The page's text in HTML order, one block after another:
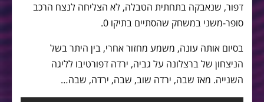
דפור, שנאבקה בתחתית הטבלה, לא הצליחה לנצח הרכב
סופר-משני במשחק שהסתיים בתיקו 0.
בסיום אותה עונה, משמע מחזור אחרי, בין היתר בשל
הניצחון של ברצלונה על גביה, ירדה דפורטיבו לליגה
השנייה. מאז שבה, ירדה שוב, שבה, ירדה, שבה…